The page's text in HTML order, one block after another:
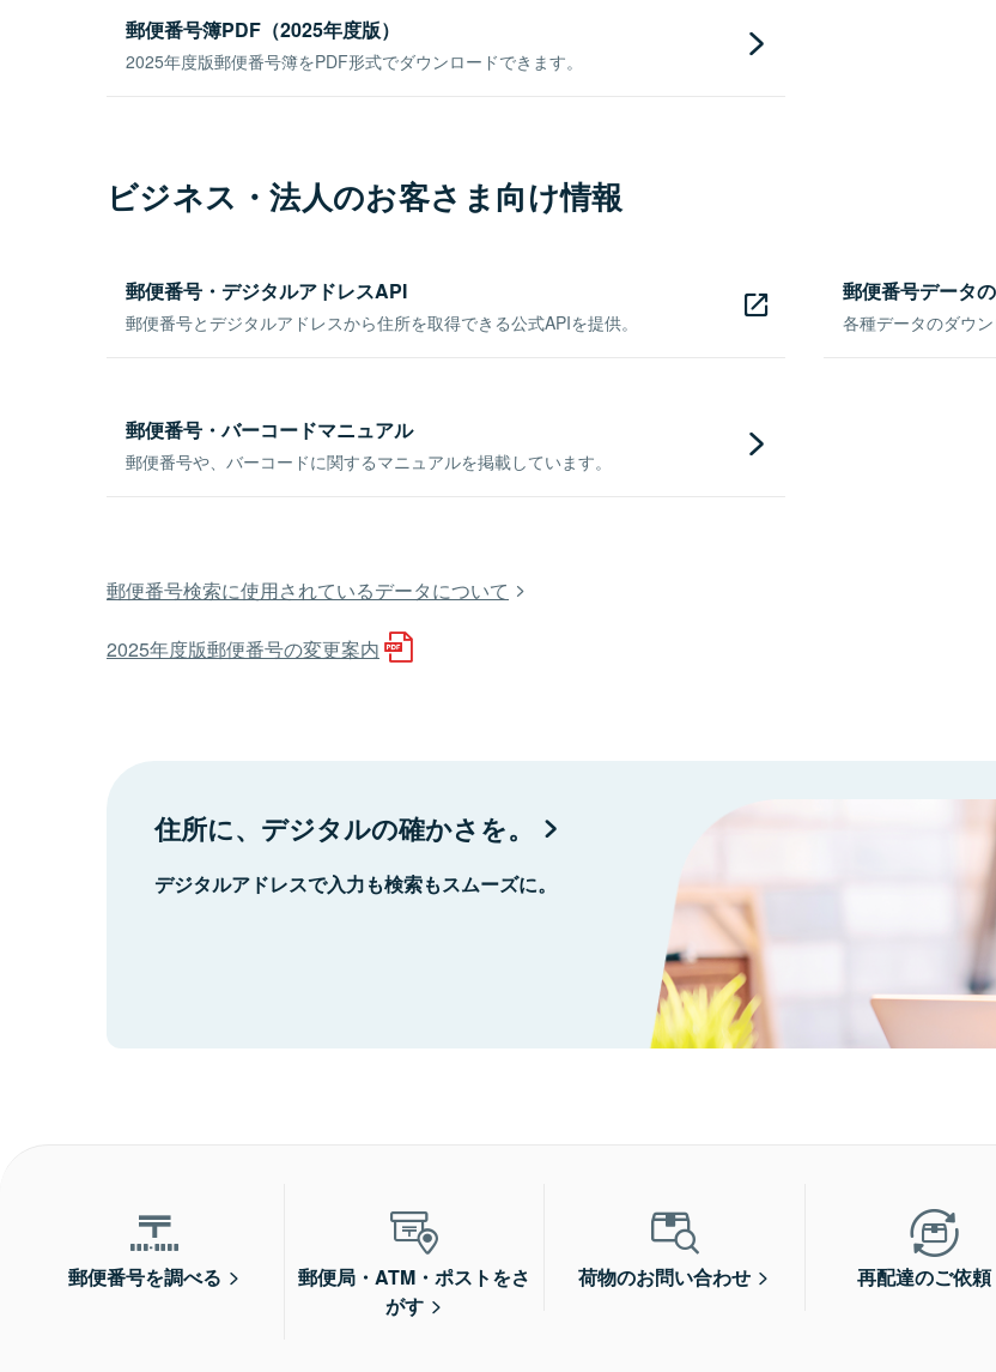
郵便番号簿PDF（2025年度版）
2025年度版郵便番号簿をPDF形式でダウンロードできます。
ビジネス・法人のお客さま向け情報
郵便番号・デジタルアドレスAPI
郵便番号とデジタルアドレスから住所を取得できる公式APIを提供。
郵便番号データ
各種データのダウ
郵便番号・バーコードマニュアル
郵便番号や、バーコードに関するマニュアルを掲載しています。
郵便番号検索に使用されているデータについて
2025年度版郵便番号の変更案内
住所に、デジタルの確かさを。
デジタルアドレスで入力も検索もスムーズに。
郵便番号を調べる
郵便局・ATM・ポストをさ
がす
荷物のお問い合わせ 再配達のご依頼